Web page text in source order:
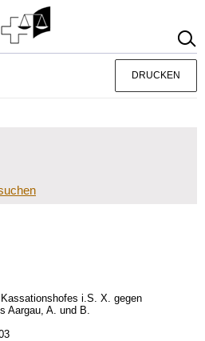
DRUCKEN
i.S. X. gegen
Aargau, A. und B.